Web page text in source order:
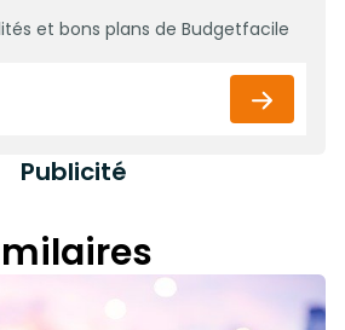
et bons plans de Budgetfacile
Publicité